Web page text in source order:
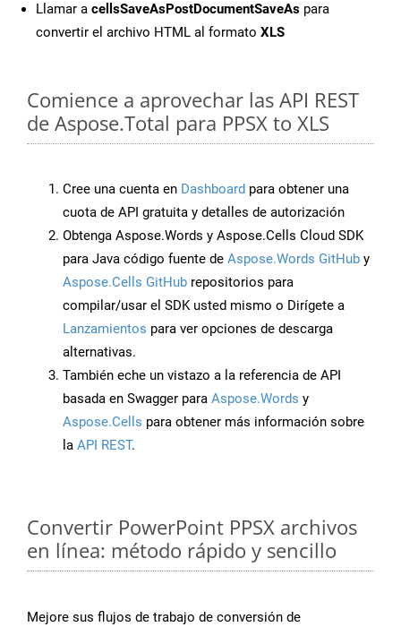
Llamar a cellsSaveAsPostDocumentSaveAs para
convertir el archivo HTML al formato XLS
Comience a aprovechar las API REST
de Aspose.Total para PPSX to XLS
Cree una cuenta en Dashboard para obtener una
cuota de API gratuita y detalles de autorización
Obtenga Aspose.Words y Aspose.Cells Cloud SDK
para Java código fuente de Aspose.Words GitHub y
Aspose.Cells GitHub repositorios para
compilar/usar el SDK usted mismo o Dirígete a
Lanzamientos para ver opciones de descarga
alternativas.
También eche un vistazo a la referencia de API
basada en Swagger para Aspose.Words y
Aspose.Cells para obtener más información sobre
la API REST.
Convertir PowerPoint PPSX archivos
en línea: método rápido y sencillo
Mejore sus flujos de trabajo de conversión de